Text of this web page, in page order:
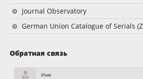
Journal Observatory
German Union Catalogue of Serials
Обратная связь
Имя